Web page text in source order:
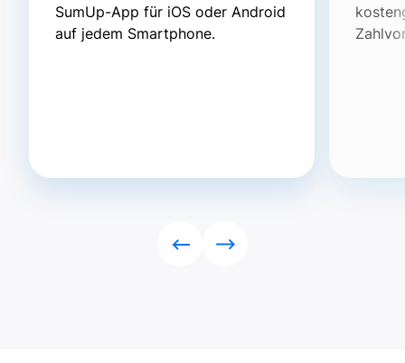
SumUp-App für iOS oder Android
auf jedem Smartphone.
RückwärtsVorwärts